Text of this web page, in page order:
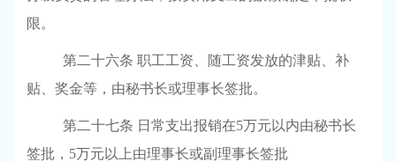
限。
第二十六条 职工工资、随工资发放的津贴、补
贴、奖金等，由秘书长或理事长签批。
第二十七条 日常支出报销在5万元以内由秘书长
签批，5万元以上由理事长或副理事长签批